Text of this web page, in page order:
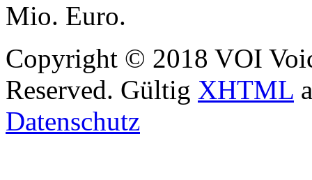
Mio. Euro.
Copyright © 2018 VOI
Reserved. Gültig XHTML
Datenschutz